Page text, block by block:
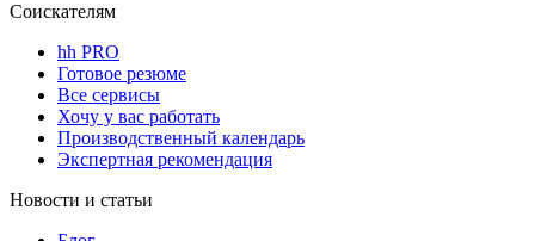
Соискателям
hh PRO
Готовое резюме
Все сервисы
Хочу у вас работать
Производственный календарь
Экспертная рекомендация
Новости и статьи